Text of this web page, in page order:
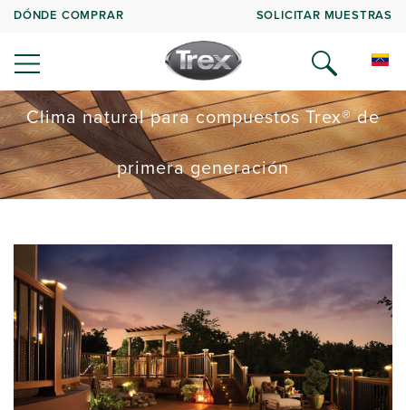
DÓNDE COMPRAR SOLICITAR MUESTRAS
Clima natural para compuestos Trex® de
primera generación